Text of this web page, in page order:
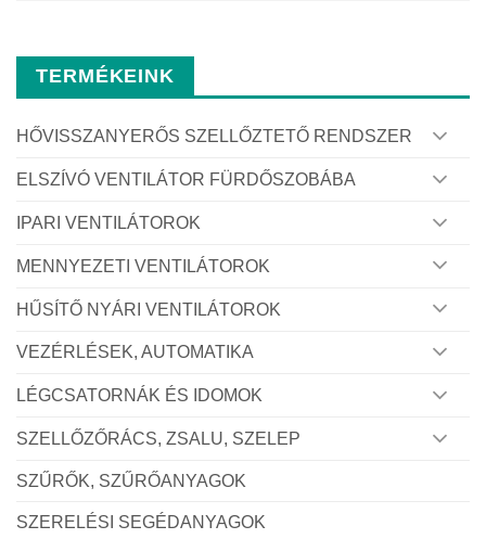
TERMÉKEINK
HŐVISSZANYERŐS SZELLŐZTETŐ RENDSZER
ELSZÍVÓ VENTILÁTOR FÜRDŐSZOBÁBA
IPARI VENTILÁTOROK
MENNYEZETI VENTILÁTOROK
HŰSÍTŐ NYÁRI VENTILÁTOROK
VEZÉRLÉSEK, AUTOMATIKA
LÉGCSATORNÁK ÉS IDOMOK
SZELLŐZŐRÁCS, ZSALU, SZELEP
SZŰRŐK, SZŰRŐANYAGOK
SZERELÉSI SEGÉDANYAGOK